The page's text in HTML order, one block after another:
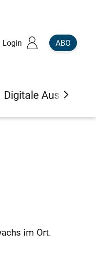
Login ABO
Digitale Ausgaben
im Ort.